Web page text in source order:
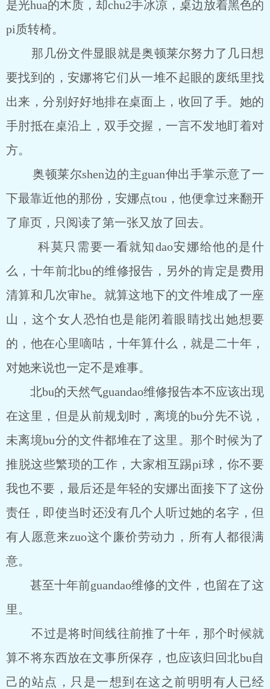
是光hua的木质，却chu2手冰凉，桌边放着黑色的
pi质转椅。
那几份文件显眼就是奥顿莱尔努力了几日想
要找到的，安娜将它们从一堆不起眼的废纸里找
出来，分别好好地排在桌面上，收回了手。她的
手肘抵在桌沿上，双手交握，一言不发地盯着对
方。
奥顿莱尔shen边的主guan伸出手掌示意了一
下最靠近他的那份，安娜点tou，他便拿过来翻开
了扉页，只阅读了第一张又放了回去。
科莫只需要一看就知dao安娜给他的是什
么，十年前北bu的维修报告，另外的肯定是费用
清算和几次审he。就算这地下的文件堆成了一座
山，这个女人恐怕也是能闭着眼睛找出她想要
的，他在心里嘀咕，十年算什么，就是二十年，
对她来说也一定不是难事。
北bu的天然气guandao维修报告本不应该出现
在这里，但是从前规划时，离境的bu分先不说，
未离境bu分的文件都堆在了这里。那个时候为了
推脱这些繁琐的工作，大家相互踢pi球，你不要
我也不要，最后还是年轻的安娜出面接下了这份
责任，即使当时还没有几个人听过她的名字，但
有人愿意来zuo这个廉价劳动力，所有人都很满
意。
甚至十年前guandao维修的文件，也留在了这
里。
不过是将时间线往前推了十年，那个时候就
算不将东西放在文事所保存，也应该归回北bu自
己的站点，只是一想到在这之前明明有人已经